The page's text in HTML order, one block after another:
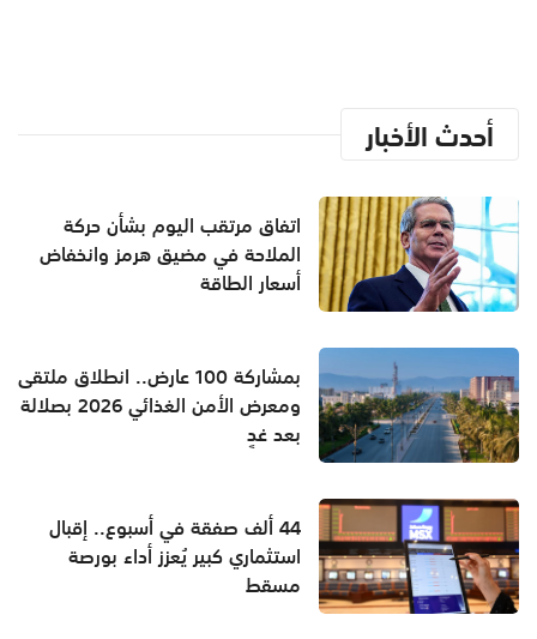
أحدث الأخبار
اتفاق مرتقب اليوم بشأن حركة
الملاحة في مضيق هرمز وانخفاض
أسعار الطاقة
بمشاركة 100 عارض.. انطلاق ملتقى
ومعرض الأمن الغذائي 2026 بصلالة
بعد غدٍ
44 ألف صفقة في أسبوع.. إقبال
استثماري كبير يُعزز أداء بورصة
مسقط